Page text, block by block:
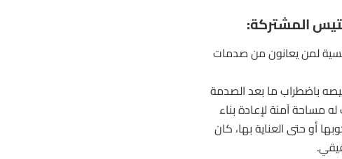
المشتركة:
لمن يعانون من صدمات
باضطراب ما بعد الصدمة
له مساحة آمنة لإعادة بناء
أو حتى العناية بها، كان